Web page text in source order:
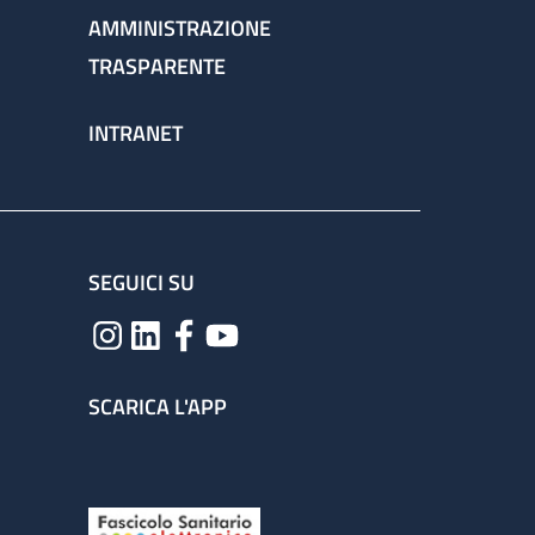
AMMINISTRAZIONE
TRASPARENTE
INTRANET
SEGUICI SU
SCARICA L'APP